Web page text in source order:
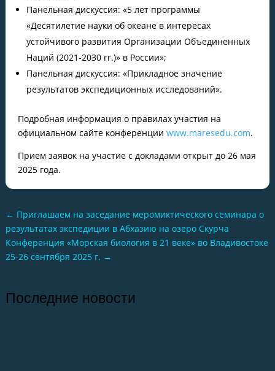
Панельная дискуссия: «5 лет программы
«Десятилетие науки об океане в интересах
устойчивого развития Организации Объединенных
Наций (2021-2030 гг.)» в России»;
Панельная дискуссия: «Прикладное значение
результатов экспедиционных исследований».
Подробная информация о правилах участия на
официальном сайте конференции www.maresedu.com.
Прием заявок на участие с докладами открыт до 26 мая
2025 года.
← Приглашаем на заседание меромиктического семинара о
результатах экспедиции в Абхазию на озеро Скурча
Конференция «Морская биология в 21 веке» во Владивостоке
25-26 сентября 2025 г. →
Последние новости